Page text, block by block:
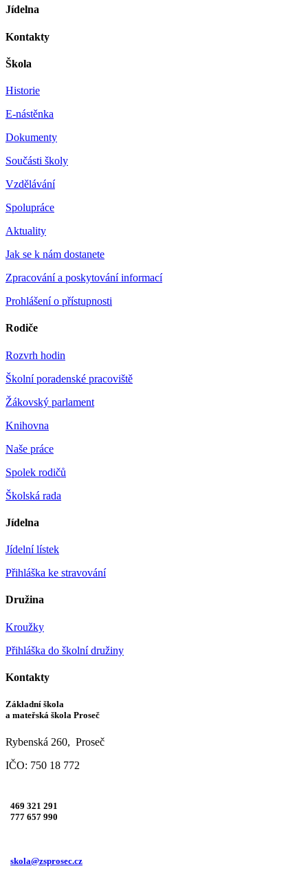
Jídelna
Kontakty
Škola
Historie
E-nástěnka
Dokumenty
Součásti školy
Vzdělávání
Spolupráce
Aktuality
Jak se k nám dostanete
Zpracování a poskytování informací
Prohlášení o přístupnosti
Rodiče
Rozvrh hodin
Školní poradenské pracoviště
Žákovský parlament
Knihovna
Naše práce
Spolek rodičů
Školská rada
Jídelna
Jídelní lístek
Přihláška ke stravování
Družina
Kroužky
Přihláška do školní družiny
Kontakty
Základní škola
a mateřská škola Proseč
Rybenská 260, Proseč
IČO: 750 18 772
469 321 291
777 657 990
skola@zsprosec.cz